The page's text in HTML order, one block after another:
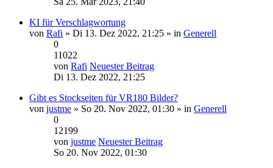
KI für Verschlagwortung
von Rafi » Di 13. Dez 2022, 21:25 » in Generell
0
11022
von Rafi Neuester Beitrag
Di 13. Dez 2022, 21:25
Gibt es Stockseiten für VR180 Bilder?
von justme » So 20. Nov 2022, 01:30 » in Generell
0
12199
von justme Neuester Beitrag
So 20. Nov 2022, 01:30